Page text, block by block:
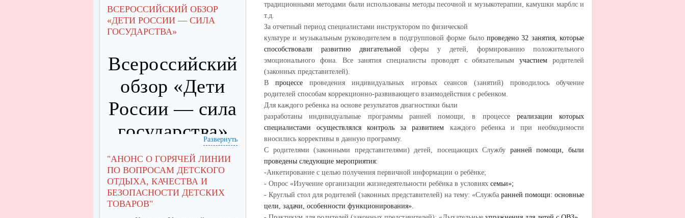
традиционными методами были использованы методы песочной и музыкотерапии, камушки марблс и
т.д.
За отчетный период специалистами инструктором по физической
культуре и музыкальным руководителем в подгрупповой форме было проведено 32 занятия, которые
способствовали развитию двигательной сферы у детей, формированию положительного
эмоционального фона. Все занятия специалисты проводят с обязательнымучастиемродителей
(законных представителей).
Впроцессепроведения индивидуальных игровых сеансов (занятий) проводилось обучение
родителей способам коррекционно-развивающего взаимодействия с ребенком.
Для каждого ребенка на основе результатов диагностики были
разработаны индивидуальные программы ранней помощи, в процессе реализации которых
специалистами осуществлялся контроль за развитием каждого ребенка и при необходимости
вносились коррективы в данную программу.
С родителями (законными представителями) детей, посещающих Службу ранней помощи, были
проведены следующие мероприятия:
-Анкетирование с целью получения первичной информации о ребёнке;
- Опрос «Изучение организации жизнедеятельности ребёнка в условиях семьи»;
- Круглый стол для родителей (законных представителей) на тему: «Служба ранней помощи: основные
цели, задачи, особенности функционирования».
ВСЕРОССИЙСКИЙ ОБЗОР
«ДЕТИ РОССИИ — СИЛА
ГОСУДАРСТВА»
Всероссийский
обзор «Дети
России — сила
государства»
25.07.2026 - отНовости
В преддверии нового учебного года, а также
руководствуясь задачей освещения позитивных
практик субъектов РФ и муниципальных
Развернуть
"АНОНС О ГОРЯЧЕЙ ЛИНИИ
ПО ВОПРОСАМ ДЕТСКОГО
ОТДЫХА, КАЧЕСТВА И
БЕЗОПАСНОСТИ ДЕТСКИХ
ТОВАРОВ"